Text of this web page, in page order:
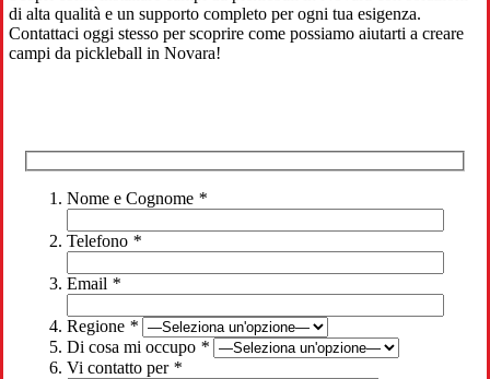
di alta qualità e un supporto completo per ogni tua esigenza.
Contattaci oggi stesso per scoprire come possiamo aiutarti a creare
campi da pickleball in Novara!
Nome e Cognome *
Telefono *
Email *
Regione *
Di cosa mi occupo *
Vi contatto per *